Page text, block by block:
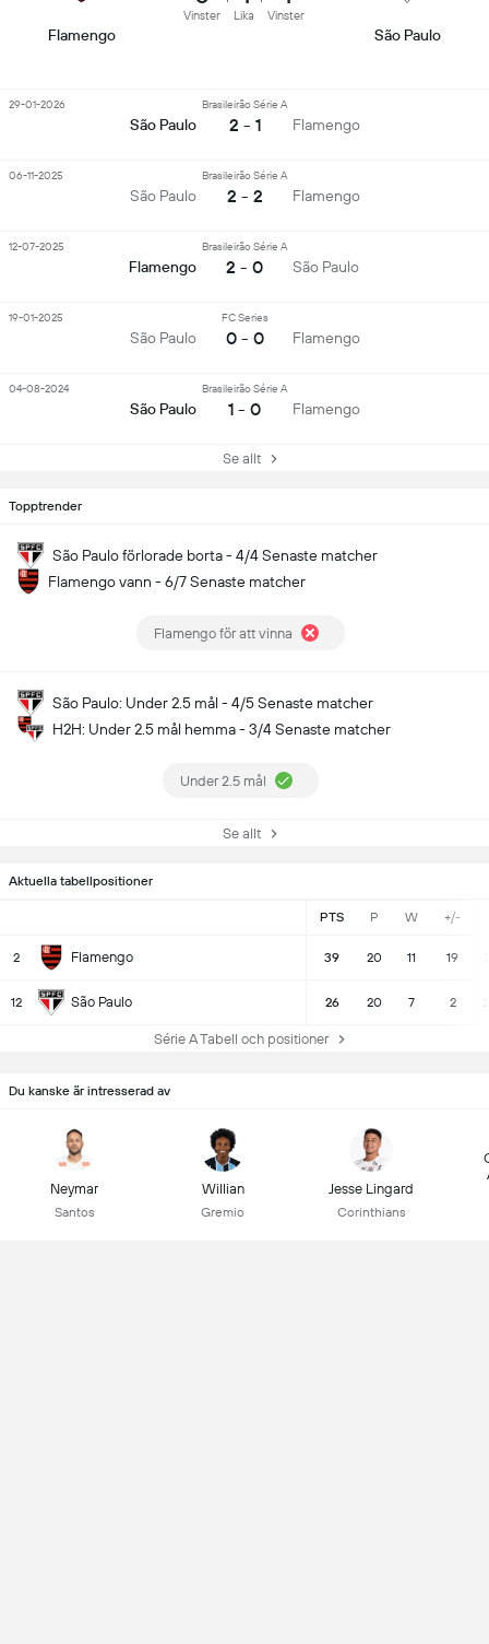
Aktuella tabellpositioner
PTS P W +/-
2 Flamengo 39 20 11 19
12 São Paulo 26 20 7 2
Série A Tabell och positioner
Topptrender
São Paulo förlorade borta - 4/4 Senaste matcher
Flamengo vann - 6/7 Senaste matcher
Flamengo för att vinna
São Paulo: Under 2.5 mål - 4/5 Senaste matcher
H2H: Under 2.5 mål hemma - 3/4 Senaste matcher
Under 2.5 mål
Se allt
Flamengo
Vinster Lika Vinster
São Paulo
São Paulo
Brasileirão Série A
2 - 1 Flamengo
29-01-2026
São Paulo
Brasileirão Série A
2 - 2 Flamengo
06-11-2025
Flamengo
Brasileirão Série A
2 - 0 São Paulo
12-07-2025
São Paulo
FC Series
0 - 0 Flamengo
19-01-2025
São Paulo
Brasileirão Série A
1 - 0 Flamengo
04-08-2024
Se allt
Du kanske är intresserad av
Neymar
Santos
Willian
Gremio
Jesse Lingard
Corinthians